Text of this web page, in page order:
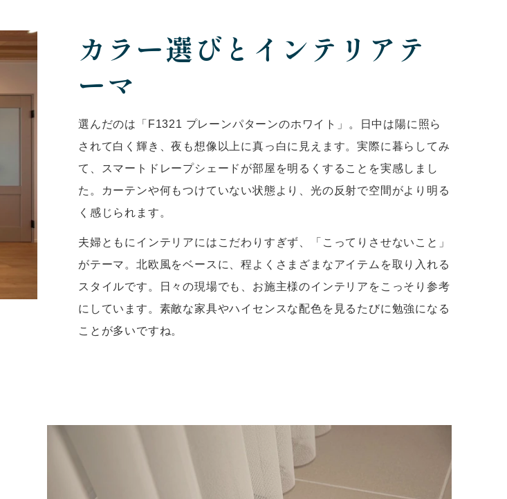
カラー選びとインテリアテ
ーマ
選んだのは「F1321 プレーンパターンのホワイト」。日中は陽に照ら
されて白く輝き、夜も想像以上に真っ白に見えます。実際に暮らしてみ
て、スマートドレープシェードが部屋を明るくすることを実感しまし
た。カーテンや何もつけていない状態より、光の反射で空間がより明る
く感じられます。
夫婦ともにインテリアにはこだわりすぎず、「こってりさせないこと」
がテーマ。北欧風をベースに、程よくさまざまなアイテムを取り入れる
スタイルです。日々の現場でも、お施主様のインテリアをこっそり参考
にしています。素敵な家具やハイセンスな配色を見るたびに勉強になる
ことが多いですね。